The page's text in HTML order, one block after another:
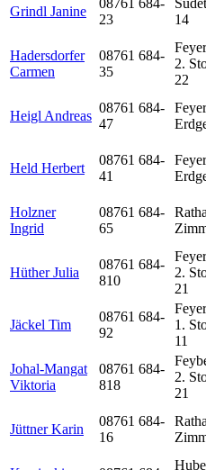
Grindl Janine
08761 684-
23
14
Hadersdorfer
Carmen
08761 684-
35
2.
22
Heigl Andreas
08761 684-
47
Held Herbert
08761 684-
41
Holzner
Ingrid
08761 684-
65
Hüther Julia
08761 684-
810
2.
21
Jäckel Tim
08761 684-
92
1.
11
Johal-Mangat
Viktoria
08761 684-
818
2.
21
Jüttner Karin
08761 684-
16